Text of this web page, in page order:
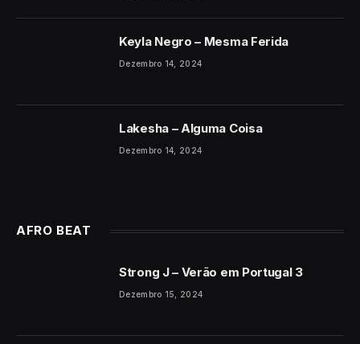
Keyla Negro – Mesma Ferida
Dezembro 14, 2024
Lakesha – Alguma Coisa
Dezembro 14, 2024
AFRO BEAT
Strong J – Verão em Portugal 3
Dezembro 15, 2024